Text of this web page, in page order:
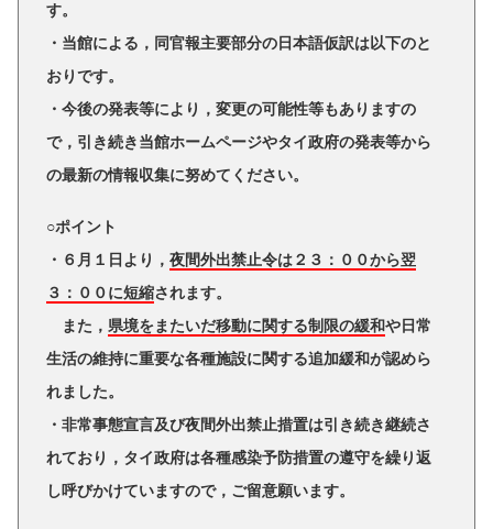
す。
・当館による，同官報主要部分の日本語仮訳は以下のと
おりです。
・今後の発表等により，変更の可能性等もありますの
で，引き続き当館ホームページやタイ政府の発表等から
の最新の情報収集に努めてください。
○ポイント
・６月１日より，夜間外出禁止令は２３：００から翌
３：００に短縮されます。
また，県境をまたいだ移動に関する制限の緩和や日常
生活の維持に重要な各種施設に関する追加緩和が認めら
れました。
・非常事態宣言及び夜間外出禁止措置は引き続き継続さ
れており，タイ政府は各種感染予防措置の遵守を繰り返
し呼びかけていますので，ご留意願います。